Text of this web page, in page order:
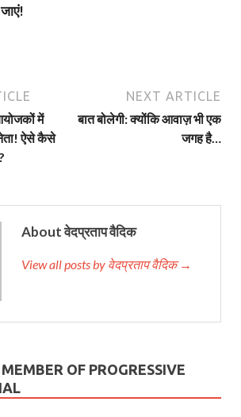
में
ऐसे कैसे
NEXT ARTICLE
बात बोलेगी: क्योंकि आवाज़ भी एक
जगह है…
About वेदप्रताप वैदिक
View all posts by वेदप्रताप वैदिक →
OF PROGRESSIVE